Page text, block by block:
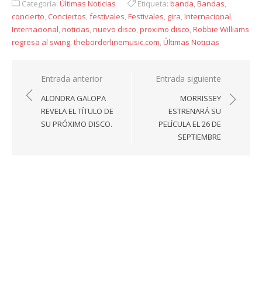
Categoría: Últimas Noticias Etiqueta: banda,Bandas,
concierto, Conciertos,festivales,Festivales, gira,Internacional,
Internacional,noticias,nuevo disco,proximo disco,Robbie Williams
regresa al swing,theborderlinemusic.com,Últimas Noticias
Navegación
de
entradas
Entrada anterior
ALONDRA GALOPA
REVELA EL TÍTULO DE
SU PRÓXIMO DISCO.
Entrada siguiente
MORRISSEY
ESTRENARÁ SU
PELÍCULA EL 26 DE
SEPTIEMBRE